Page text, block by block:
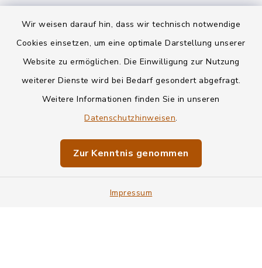
Wir weisen darauf hin, dass wir technisch notwendige
Cookies einsetzen, um eine optimale Darstellung unserer
Website zu ermöglichen. Die Einwilligung zur Nutzung
weiterer Dienste wird bei Bedarf gesondert abgefragt.
Weitere Informationen finden Sie in unseren
Datenschutzhinweisen.
Zur Kenntnis genommen
Impressum
Kontakt
Informationspflichten
Impressum
Sitemap